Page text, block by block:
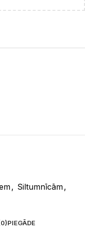
, Siltumnīcām,
PIEGĀDE